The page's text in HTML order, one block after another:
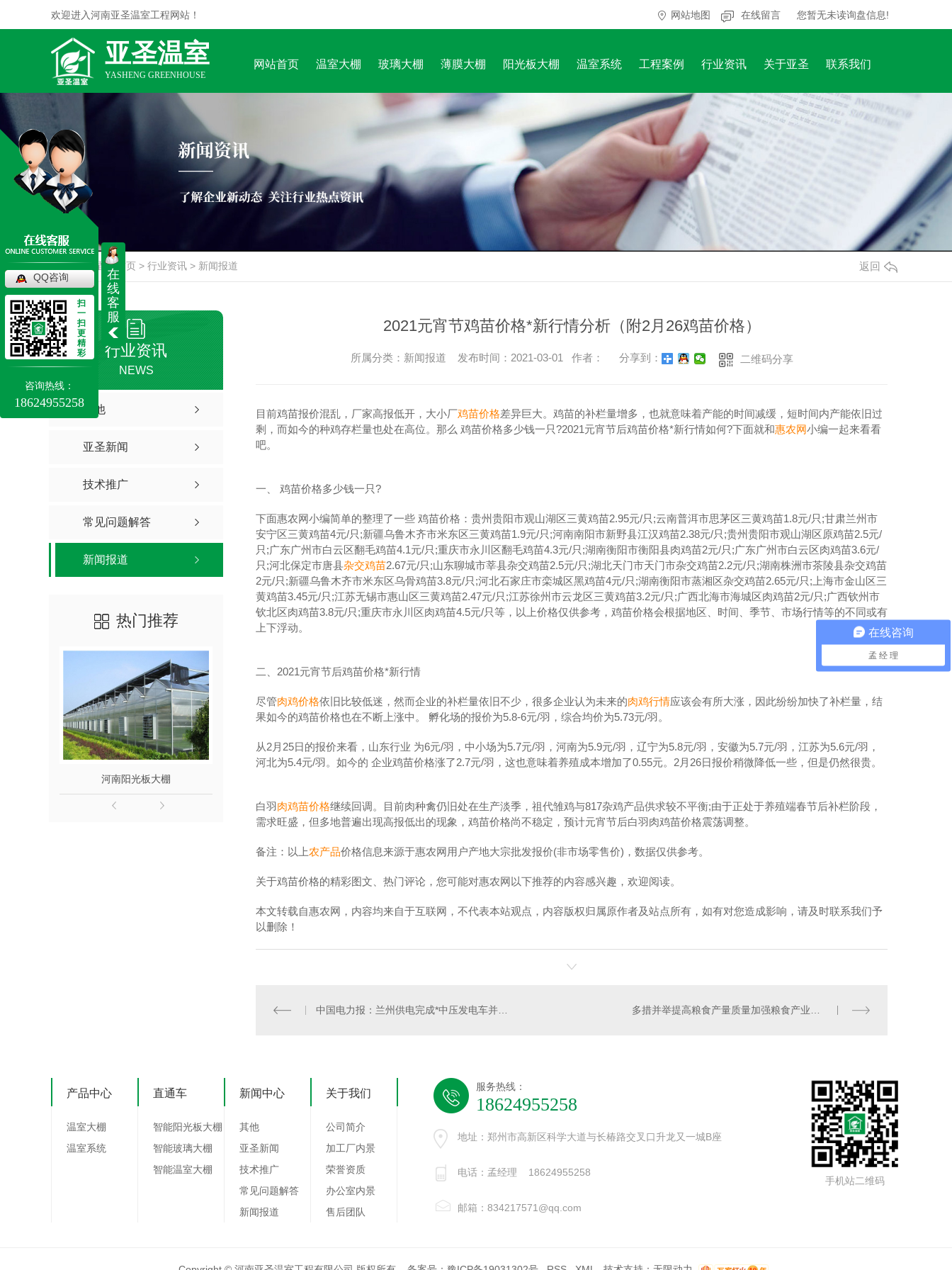
欢迎进入河南亚圣温室工程网站！ 网站地图 在线留言 您暂无未读询盘信息!
亚圣温室
YASHENG GREENHOUSE
网站首页 温室大棚 玻璃大棚 薄膜大棚 阳光板大棚 温室系统 工程案例 行业资讯 关于亚圣 联系我们
当前位置：首页 > 行业资讯 > 新闻报道 返回
行业资讯
NEWS
其他
亚圣新闻
技术推广
常见问题解答
新闻报道
热门推荐
河南阳光板大棚
2021元宵节鸡苗价格*新行情分析（附2月26鸡苗价格）
所属分类：新闻报道 发布时间：2021-03-01 作者： 分享到： 二维码分享
目前鸡苗报价混乱，厂家高报低开，大小厂鸡苗价格差异巨大。鸡苗的补栏量增多，也就意味着产能的时间减缓，短时间内产能依旧过
剩，而如今的种鸡存栏量也处在高位。那么 鸡苗价格多少钱一只?2021元宵节后鸡苗价格*新行情如何?下面就和惠农网小编一起来看看
吧。
一、 鸡苗价格多少钱一只?
下面惠农网小编简单的整理了一些 鸡苗价格：贵州贵阳市观山湖区三黄鸡苗2.95元/只;云南普洱市思茅区三黄鸡苗1.8元/只;甘肃兰州市
安宁区三黄鸡苗4元/只;新疆乌鲁木齐市米东区三黄鸡苗1.9元/只;河南南阳市新野县江汉鸡苗2.38元/只;贵州贵阳市观山湖区原鸡苗2.5元/
只;广东广州市白云区翻毛鸡苗4.1元/只;重庆市永川区翻毛鸡苗4.3元/只;湖南衡阳市衡阳县肉鸡苗2元/只;广东广州市白云区肉鸡苗3.6元/
只;河北保定市唐县杂交鸡苗2.67元/只;山东聊城市莘县杂交鸡苗2.5元/只;湖北天门市天门市杂交鸡苗2.2元/只;湖南株洲市茶陵县杂交鸡苗
2元/只;新疆乌鲁木齐市米东区乌骨鸡苗3.8元/只;河北石家庄市栾城区黑鸡苗4元/只;湖南衡阳市蒸湘区杂交鸡苗2.65元/只;上海市金山区三
黄鸡苗3.45元/只;江苏无锡市惠山区三黄鸡苗2.47元/只;江苏徐州市云龙区三黄鸡苗3.2元/只;广西北海市海城区肉鸡苗2元/只;广西钦州市
钦北区肉鸡苗3.8元/只;重庆市永川区肉鸡苗4.5元/只等，以上价格仅供参考，鸡苗价格会根据地区、时间、季节、市场行情等的不同或有
上下浮动。
二、2021元宵节后鸡苗价格*新行情
尽管肉鸡价格依旧比较低迷，然而企业的补栏量依旧不少，很多企业认为未来的肉鸡行情应该会有所大涨，因此纷纷加快了补栏量，结
果如今的鸡苗价格也在不断上涨中。 孵化场的报价为5.8-6元/羽，综合均价为5.73元/羽。
从2月25日的报价来看，山东行业 为6元/羽，中小场为5.7元/羽，河南为5.9元/羽，辽宁为5.8元/羽，安徽为5.7元/羽，江苏为5.6元/羽，
河北为5.4元/羽。如今的 企业鸡苗价格涨了2.7元/羽，这也意味着养殖成本增加了0.55元。2月26日报价稍微降低一些，但是仍然很贵。
白羽肉鸡苗价格继续回调。目前肉种禽仍旧处在生产淡季，祖代雏鸡与817杂鸡产品供求较不平衡;由于正处于养殖端春节后补栏阶段，
需求旺盛，但多地普遍出现高报低出的现象，鸡苗价格尚不稳定，预计元宵节后白羽肉鸡苗价格震荡调整。
备注：以上农产品价格信息来源于惠农网用户产地大宗批发报价(非市场零售价)，数据仅供参考。
关于鸡苗价格的精彩图文、热门评论，您可能对惠农网以下推荐的内容感兴趣，欢迎阅读。
本文转载自惠农网，内容均来自于互联网，不代表本站观点，内容版权归属原作者及站点所有，如有对您造成影响，请及时联系我们予
以删除！
中国电力报：兰州供电完成*中压发电车并网运行 多措并举提高粮食产量质量加强粮食产业科技创新
产品中心
温室大棚
温室系统
直通车
智能阳光板大棚
智能玻璃大棚
智能温室大棚
新闻中心
其他
亚圣新闻
技术推广
常见问题解答
新闻报道
关于我们
公司简介
加工厂内景
荣誉资质
办公室内景
售后团队
服务热线：
18624955258
地址：郑州市高新区科学大道与长椿路交叉口升龙又一城B座
电话：孟经理 18624955258
邮箱：834217571@qq.com
手机站二维码
在
线
客
服
QQ咨询
扫
一
扫
更
精
彩
咨询热线：
18624955258
在线咨询
孟 经 理